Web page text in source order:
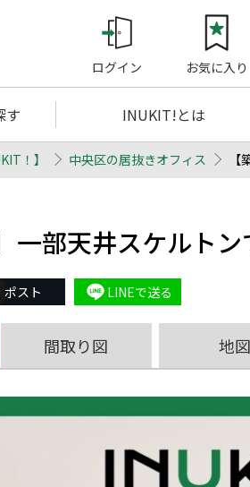
ログイン お気に入り
す INUKIT!とは
！】 中央区の居抜きオフィス
一部天井スケルト
X Line
間取り図 地図